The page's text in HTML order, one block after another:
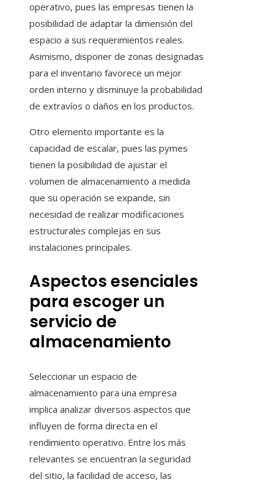
operativo, pues las empresas tienen la
posibilidad de adaptar la dimensión del
espacio a sus requerimientos reales.
Asimismo, disponer de zonas designadas
para el inventario favorece un mejor
orden interno y disminuye la probabilidad
de extravíos o daños en los productos.
Otro elemento importante es la
capacidad de escalar, pues las pymes
tienen la posibilidad de ajustar el
volumen de almacenamiento a medida
que su operación se expande, sin
necesidad de realizar modificaciones
estructurales complejas en sus
instalaciones principales.
Aspectos esenciales
para escoger un
servicio de
almacenamiento
Seleccionar un espacio de
almacenamiento para una empresa
implica analizar diversos aspectos que
influyen de forma directa en el
rendimiento operativo. Entre los más
relevantes se encuentran la seguridad
del sitio, la facilidad de acceso, las